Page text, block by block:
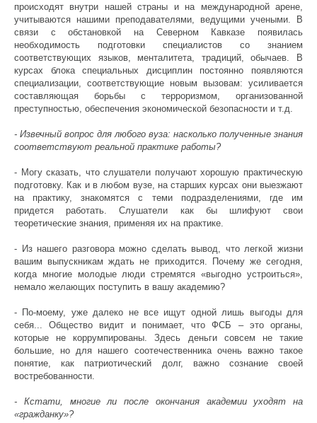
происходят внутри нашей страны и на международной арене,
учитываются нашими преподавателями, ведущими учеными. В
связи с обстановкой на Северном Кавказе появилась
необходимость подготовки специалистов со знанием
соответствующих языков, менталитета, традиций, обычаев. В
курсах блока специальных дисциплин постоянно появляются
специализации, соответствующие новым вызовам: усиливается
составляющая борьбы с терроризмом, организованной
преступностью, обеспечения экономической безопасности и т.д.
- Извечный вопрос для любого вуза: насколько полученные знания
соответствуют реальной практике работы?
- Могу сказать, что слушатели получают хорошую практическую
подготовку. Как и в любом вузе, на старших курсах они выезжают
на практику, знакомятся с теми подразделениями, где им
придется работать. Слушатели как бы шлифуют свои
теоретические знания, применяя их на практике.
- Из нашего разговора можно сделать вывод, что легкой жизни
вашим выпускникам ждать не приходится. Почему же сегодня,
когда многие молодые люди стремятся «выгодно устроиться»,
немало желающих поступить в вашу академию?
- По-моему, уже далеко не все ищут одной лишь выгоды для
себя... Общество видит и понимает, что ФСБ – это органы,
которые не коррумпированы. Здесь деньги совсем не такие
большие, но для нашего соотечественника очень важно такое
понятие, как патриотический долг, важно сознание своей
востребованности.
- Кстати, многие ли после окончания академии уходят на
«гражданку»?